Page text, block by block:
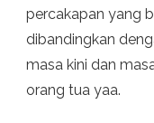
percakapan yang
dibandingkan
masa kini dan
orang tua yaa.